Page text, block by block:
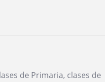
de Primaria, clases de